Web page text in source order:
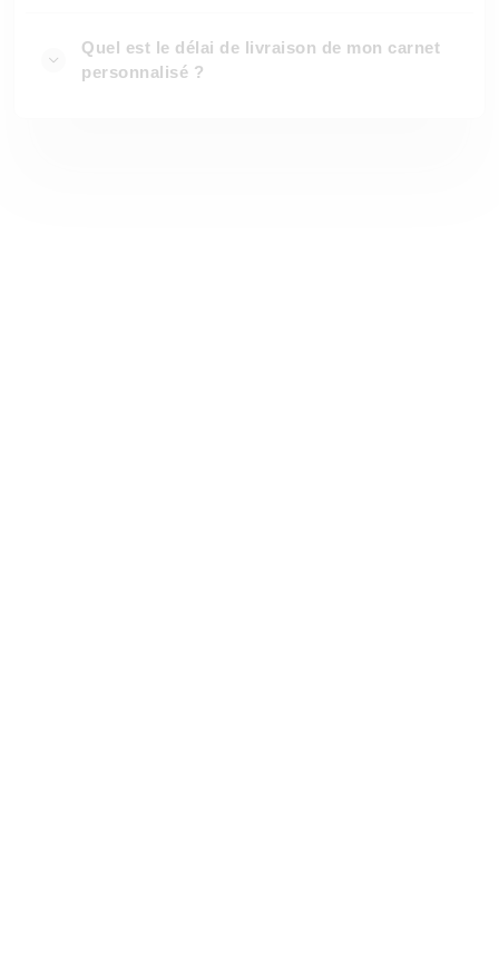
Quel est le délai de livraison de mon carnet
personnalisé ?